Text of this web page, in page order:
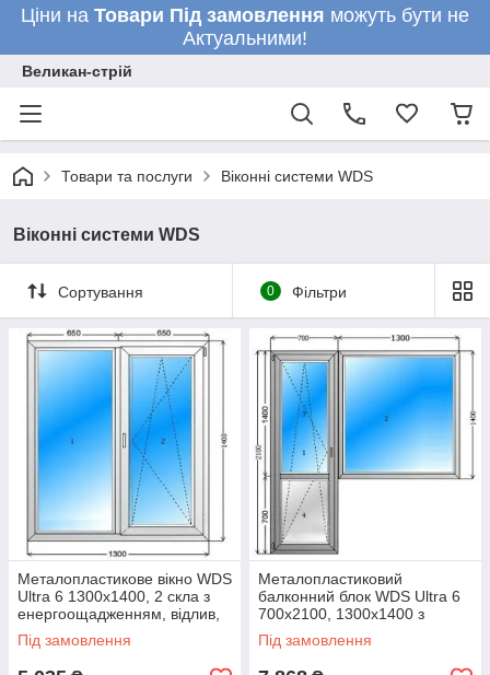
Ціни на Товари Під замовлення можуть бути не
Актуальними!
Великан-стрій
Товари та послуги Віконні системи WDS
Віконні системи WDS
Сортування 0 Фільтри
Металопластикове вікно WDS
Ultra 6 1300x1400, 2 скла з
енергоощадженням, відлив,
підвіконня, москіт. сітка.
Під замовлення
Металопластиковий
балконний блок WDS Ultra 6
700x2100, 1300x1400 з
підвіконням і москітною
сіткою.
Під замовлення